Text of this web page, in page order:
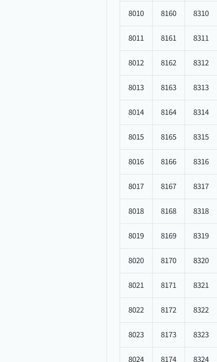
8010 8160 8310
8011 8161 8311
8012 8162 8312
8013 8163 8313
8014 8164 8314
8015 8165 8315
8016 8166 8316
8017 8167 8317
8018 8168 8318
8019 8169 8319
8020 8170 8320
8021 8171 8321
8022 8172 8322
8023 8173 8323
8024 8174 8324